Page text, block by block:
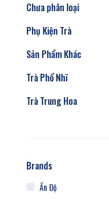
Chưa phân loại
Phụ Kiện Trà
Sản Phẩm Khác
Trà Phổ Nhĩ
Trà Trung Hoa
Brands
Ấn Độ